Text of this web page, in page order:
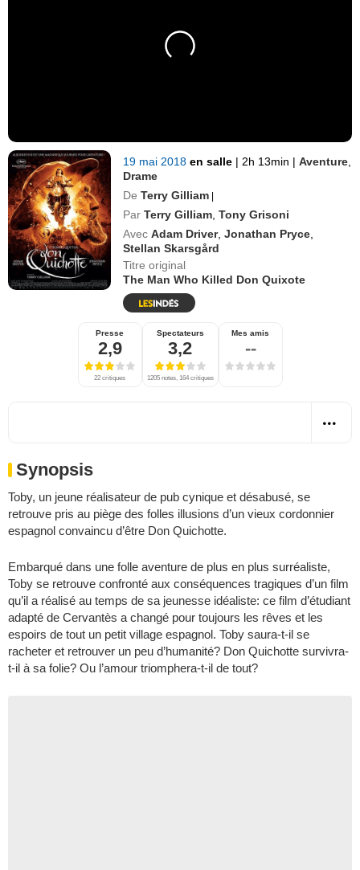
19 mai 2018en salle | 2h 13min | Aventure
Drame
De Terry Gilliam |
Par Terry Gilliam ,Tony Grisoni
Avec Adam Driver,Jonathan Pryce
Stellan Skarsgård
Titre original
The Man Who Killed Don Quixote
Presse
2,9
22 critiques
Spectateurs
3,2
1205 notes, 164 critiques
Mes amis
--
Synopsis
Toby, un jeune réalisateur de pub cynique et désabusé, se
retrouve pris au piège des folles illusions d’un vieux cordonnier
espagnol convaincu d’être Don Quichotte.
Embarqué dans une folle aventure de plus en plus surréaliste,
Toby se retrouve confronté aux conséquences tragiques d’un film
qu’il a réalisé au temps de sa jeunesse idéaliste: ce film d’étudiant
adapté de Cervantès a changé pour toujours les rêves et les
espoirs de tout un petit village espagnol. Toby saura-t-il se
racheter et retrouver un peu d’humanité? Don Quichotte survivra-
t-il à sa folie? Ou l’amour triomphera-t-il de tout?